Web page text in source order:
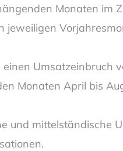
Monaten im
jeweiligen
Umsatzeinbruch
Monaten April bis
und mittelständische